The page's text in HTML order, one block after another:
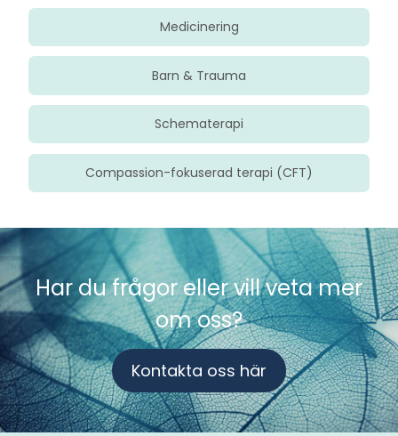
Medicinering
Barn & Trauma
Schematerapi
Compassion-fokuserad terapi (CFT)
Har du frågor eller vill veta mer
om oss?
Kontakta oss här